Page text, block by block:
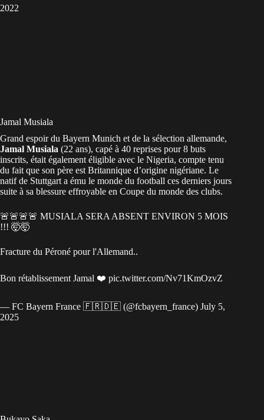
2022
Jamal Musiala
Grand espoir du Bayern Munich et de la sélection allemande,
Jamal Musiala (22 ans), capé à 40 reprises pour 8 buts
inscrits, était également éligible avec le Nigeria, compte tenu
du fait que son père est Britannique d’origine nigériane. Le
natif de Stuttgart a ému le monde du football ces derniers jours
suite à sa blessure effroyable en Coupe du monde des clubs.
🚨🚨🚨🚨 MUSIALA SERA ABSENT ENVIRON 5 MOIS
!!! 🤯🤯
Fracture du Péroné pour l'Allemand..
Bon rétablissement Jamal ❤️ pic.twitter.com/Nv71KmOzvZ
— FC Bayern France 🇫🇷🇩🇪 (@fcbayern_france) July 5,
2025